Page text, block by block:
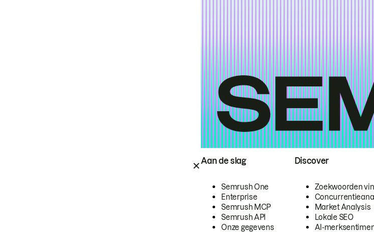
Aan de slag
Semrush One
Enterprise
Semrush MCP
Semrush API
Onze gegevens
Discover
Zoekwoorden
Market Analysis
Lokale SEO
AI-